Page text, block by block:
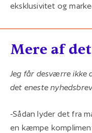
eksklusivitet og
Mere af
Jeg får desværre ikke
det eneste
-Sådan lyder det fra
en kæmpe